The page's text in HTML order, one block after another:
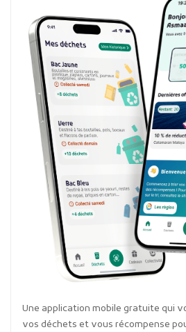
Une application mobile gratuite qui
vos déchets et vous récompense